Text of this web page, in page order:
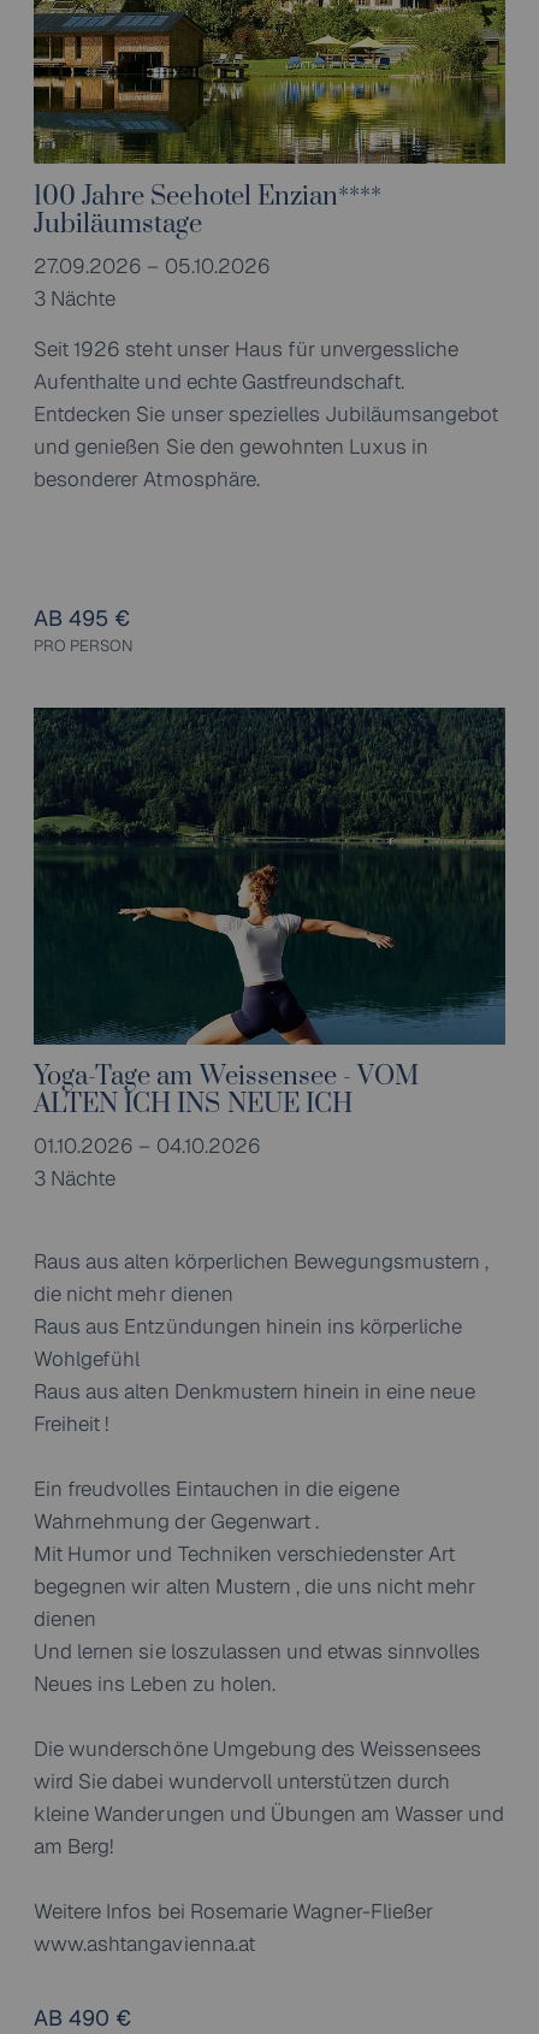
100 Jahre Seehotel Enzian****
Jubiläumstage
27.09.2026 – 05.10.2026
3 Nächte
Seit 1926 steht unser Haus für unvergessliche
Aufenthalte und echte Gastfreundschaft.
Entdecken Sie unser spezielles Jubiläumsangebot
und genießen Sie den gewohnten Luxus in
besonderer Atmosphäre.
AB 495 €
PRO PERSON
Yoga-Tage am Weissensee - VOM
ALTEN ICH INS NEUE ICH
01.10.2026 – 04.10.2026
3 Nächte
Raus aus alten körperlichen Bewegungsmustern ,
die nicht mehr dienen
Raus aus Entzündungen hinein ins körperliche
Wohlgefühl
Raus aus alten Denkmustern hinein in eine neue
Freiheit !
Ein freudvolles Eintauchen in die eigene
Wahrnehmung der Gegenwart .
Mit Humor und Techniken verschiedenster Art
begegnen wir alten Mustern , die uns nicht mehr
dienen
Und lernen sie loszulassen und etwas sinnvolles
Neues ins Leben zu holen.
Die wunderschöne Umgebung des Weissensees
wird Sie dabei wundervoll unterstützen durch
kleine Wanderungen und Übungen am Wasser und
am Berg!
Weitere Infos bei Rosemarie Wagner-Fließer
www.ashtangavienna.at
AB 490 €